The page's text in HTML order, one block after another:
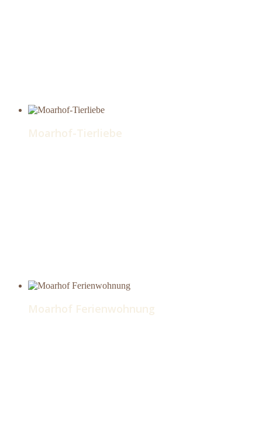
Moarhof-Tierliebe
Moarhof Ferienwohnung